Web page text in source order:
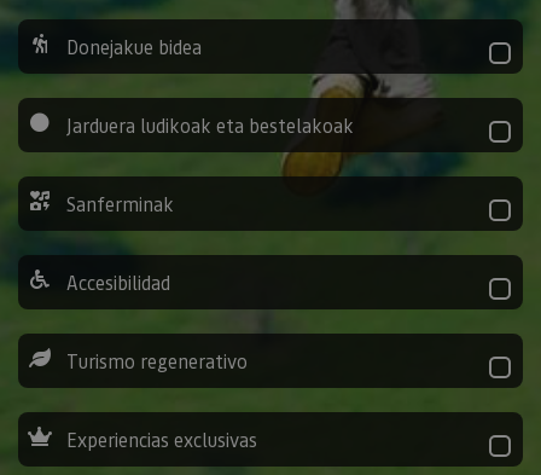
Donejakue bidea
Jarduera ludikoak eta bestelakoak
Sanferminak
Accesibilidad
Turismo regenerativo
Experiencias exclusivas